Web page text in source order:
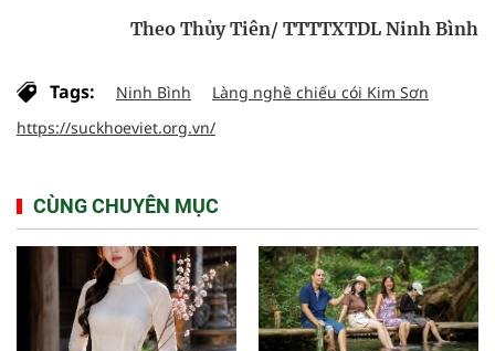
Theo Thủy Tiên/ TTTTXTDL Ninh Bình
Tags: Ninh Bình
Làng nghề chiếu cói Kim Sơn
https://suckhoeviet.org.vn/
CÙNG CHUYÊN MỤC